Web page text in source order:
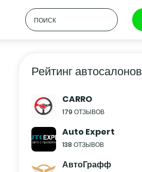
Рейтинг автосалонов
CARRO
179 ОТЗЫВОВ
Auto Expert
138 ОТЗЫВОВ
АвтоГрафф